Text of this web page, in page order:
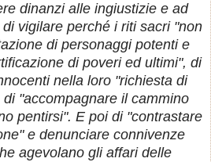
dinanzi alle ingiustizie e ad
vigilare perché i riti sacri "non
di personaggi potenti e
di poveri ed ultimi", di
nella loro "richiesta di
"accompagnare il cammino
pentirsi". E poi di "contrastare
e denunciare connivenze
agevolano gli affari delle